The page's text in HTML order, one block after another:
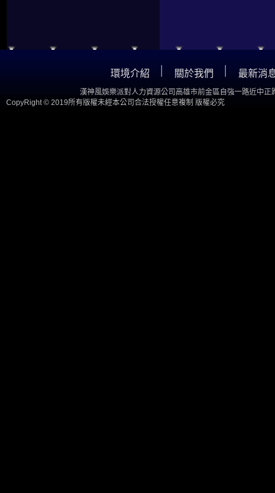
環境介紹 關於我們 最新消
漢神風娛樂派對人力資源公司高雄市前金區自強一路近中正
CopyRight © 2019所有版權未經本公司合法授權任意複制 版權必究